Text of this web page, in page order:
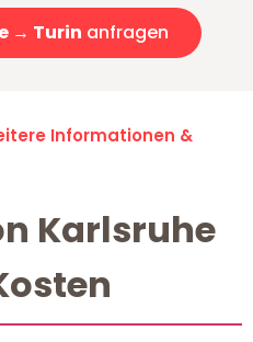
→ Turin anfragen
Informationen &
Karlsruhe